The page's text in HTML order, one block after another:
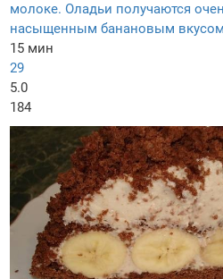
молоке. Оладьи получаются
насыщенным банановым
15 мин
29
5.0
184